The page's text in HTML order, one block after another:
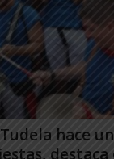
Tudela hace
destaca